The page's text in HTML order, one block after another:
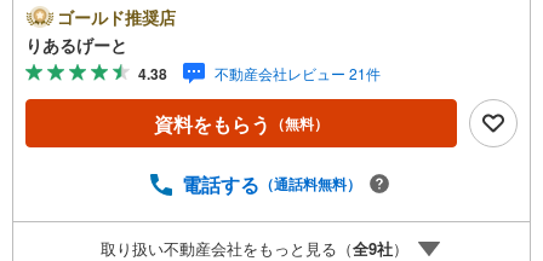
院・公園などが徒歩圏内に揃い便利!!■物件検討中のお客さ
ま！ちょっと見学してみたいだけなどでも内覧可能です！
売主さまの都合等で見学ができない場合がございます。お
気軽に「りあるげーと」までお問合わせ下さい！■「りある
げーと」が選ばれるポイント！■年中休まず営業中！いつで
も対応致します！・営業時間:9:00～21:00上記の時間帯
す！■各種相談、承ります！■【無料送迎】「小さなお子さ
て送迎致します！【リフォーム相談】資格を持った専門ス
ゴールド推奨店
りあるげーと
4.38 不動産会社レビュー 21件
資料をもらう （無料）
電話する （通話料無料）
取り扱い不動産会社をもっと見る（全9社）